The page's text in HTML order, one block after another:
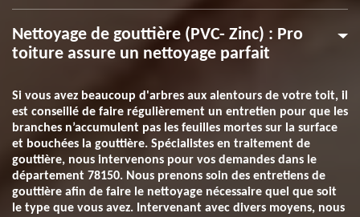
Nettoyage de gouttière (PVC- Zinc) : Pro
toiture assure un nettoyage parfait
Si vous avez beaucoup d'arbres aux alentours de votre toit, il
est conseillé de faire régulièrement un entretien pour que les
branches n’accumulent pas les feuilles mortes sur la surface
et bouchées la gouttière. Spécialistes en traitement de
gouttière, nous intervenons pour vos demandes dans le
département 78150. Nous prenons soin des entretiens de
gouttière afin de faire le nettoyage nécessaire quel que soit
le type que vous avez. Intervenant avec divers moyens, nous